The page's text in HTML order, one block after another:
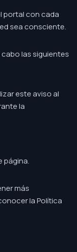
portal con cada
sea consciente.
las siguientes
este aviso al
la
página.
más
la Política